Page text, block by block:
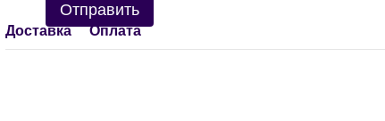
Отправить
Доставка Оплата